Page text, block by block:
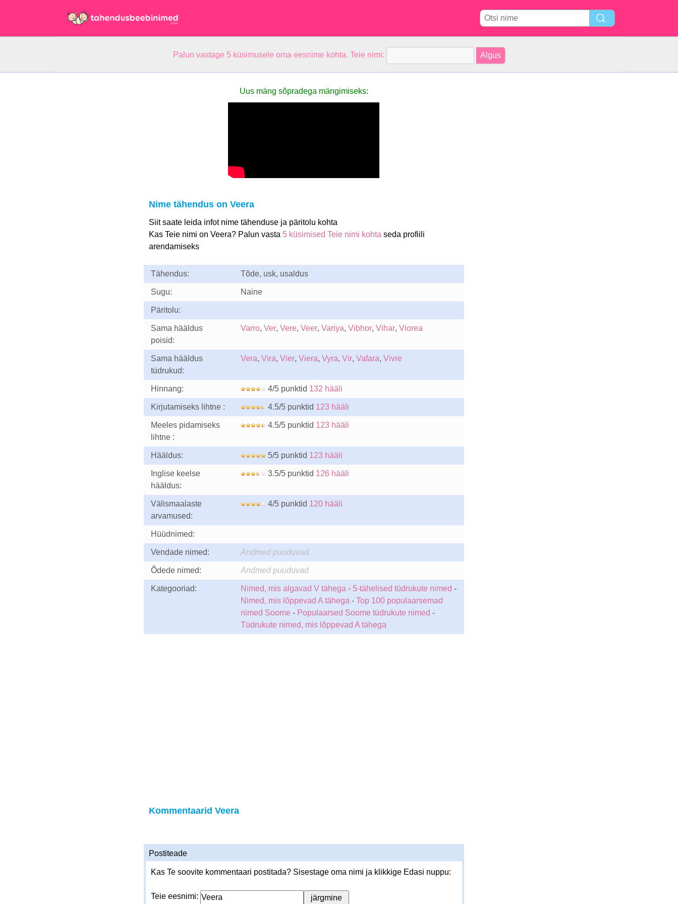
Palun vastage 5 küsimusele oma eesnime kohta. Teie nimi:
Uus mäng sõpradega mängimiseks:
Nime tähendus on Veera
Siit saate leida infot nime tähenduse ja päritolu kohta
Kas Teie nimi on Veera? Palun vasta 5 küsimised Teie nimi kohta seda profiili
arendamiseks
Tähendus: Tõde, usk, usaldus
Sugu: Naine
Päritolu:
Sama hääldus
poisid:
Varro, Ver, Vere, Veer, Variya, Vibhor, Vihar, Viorea
Sama hääldus
tüdrukud:
Vera, Vira, Vier, Viera, Vyra, Vir, Vafara, Vivre
Hinnang: 4/5 punktid 132 hääli
Kirjutamiseks lihtne : 4.5/5 punktid 123 hääli
Meeles pidamiseks
lihtne :
4.5/5 punktid 123 hääli
Hääldus: 5/5 punktid 123 hääli
Inglise keelse
hääldus:
3.5/5 punktid 126 hääli
Välismaalaste
arvamused:
4/5 punktid 120 hääli
Hüüdnimed:
Vendade nimed: Andmed puuduvad
Õdede nimed: Andmed puuduvad
Kategooriad: Nimed, mis algavad V tähega - 5-tähelised tüdrukute nimed -
Nimed, mis lõppevad A tähega - Top 100 populaarsemad
nimed Soome - Populaarsed Soome tüdrukute nimed -
Tüdrukute nimed, mis lõppevad A tähega
Kommentaarid Veera
Postiteade
Kas Te soovite kommentaari postitada? Sisestage oma nimi ja klikkige Edasi nuppu:
Teie eesnimi: